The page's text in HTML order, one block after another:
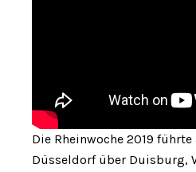
Die Rheinwoche 2019
Düsseldorf über Duisburg,